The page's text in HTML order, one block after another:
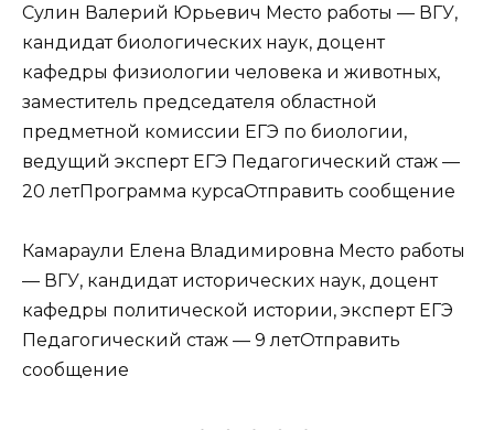
Сулин Валерий Юрьевич Место работы — ВГУ,
кандидат биологических наук, доцент
кафедры физиологии человека и животных,
заместитель председателя областной
предметной комиссии ЕГЭ по биологии,
ведущий эксперт ЕГЭ Педагогический стаж —
20 летПрограмма курсаОтправить сообщение
Камараули Елена Владимировна Место работы
— ВГУ, кандидат исторических наук, доцент
кафедры политической истории, эксперт ЕГЭ
Педагогический стаж — 9 летОтправить
сообщение